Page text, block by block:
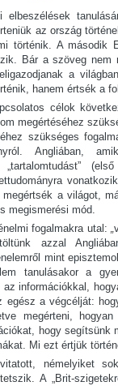
az ország
történik. A második
Bár a szöveg nem
a
hanem értsék a
célok
megértéséhez
szükséges
Angliában,
„tartalomtudást”
a világot,
megismerési mód.
fogalmakra utal:„
azzal
mint
tanulásakor a
információkkal,
a végcélját:
megérteni,
hogy segítsünk
Mi ezt értjük
némelyiket
A „Brit-